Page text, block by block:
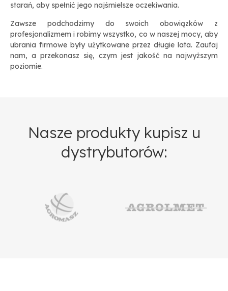
starań, aby spełnić jego najśmielsze oczekiwania.
Zawsze podchodzimy do swoich obowiązków z
profesjonalizmem i robimy wszystko, co w naszej mocy, aby
ubrania firmowe były użytkowane przez długie lata. Zaufaj
nam, a przekonasz się, czym jest jakość na najwyższym
poziomie.
Nasze produkty kupisz u
dystrybutorów: